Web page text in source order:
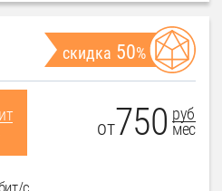
скидка 50%
от750 руб
мес
с